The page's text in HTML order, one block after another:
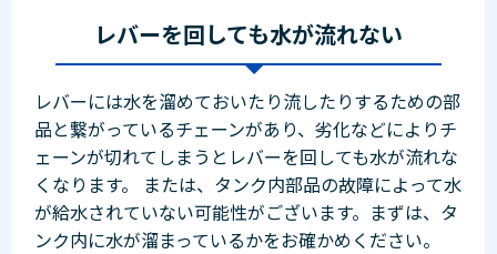
レバーを回しても水が流れない
レバーには水を溜めておいたり流したりするための部
品と繋がっているチェーンがあり、劣化などによりチ
ェーンが切れてしまうとレバーを回しても水が流れな
くなります。 または、タンク内部品の故障によって水
が給水されていない可能性がございます。まずは、タ
ンク内に水が溜まっているかをお確かめください。